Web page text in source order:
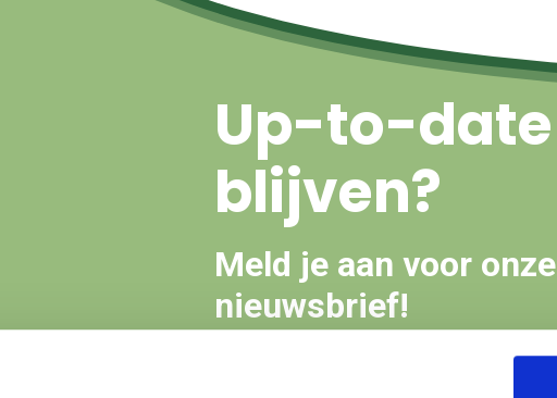
Up-to-date
blijven?
Meld je aan voor onze
nieuwsbrief!